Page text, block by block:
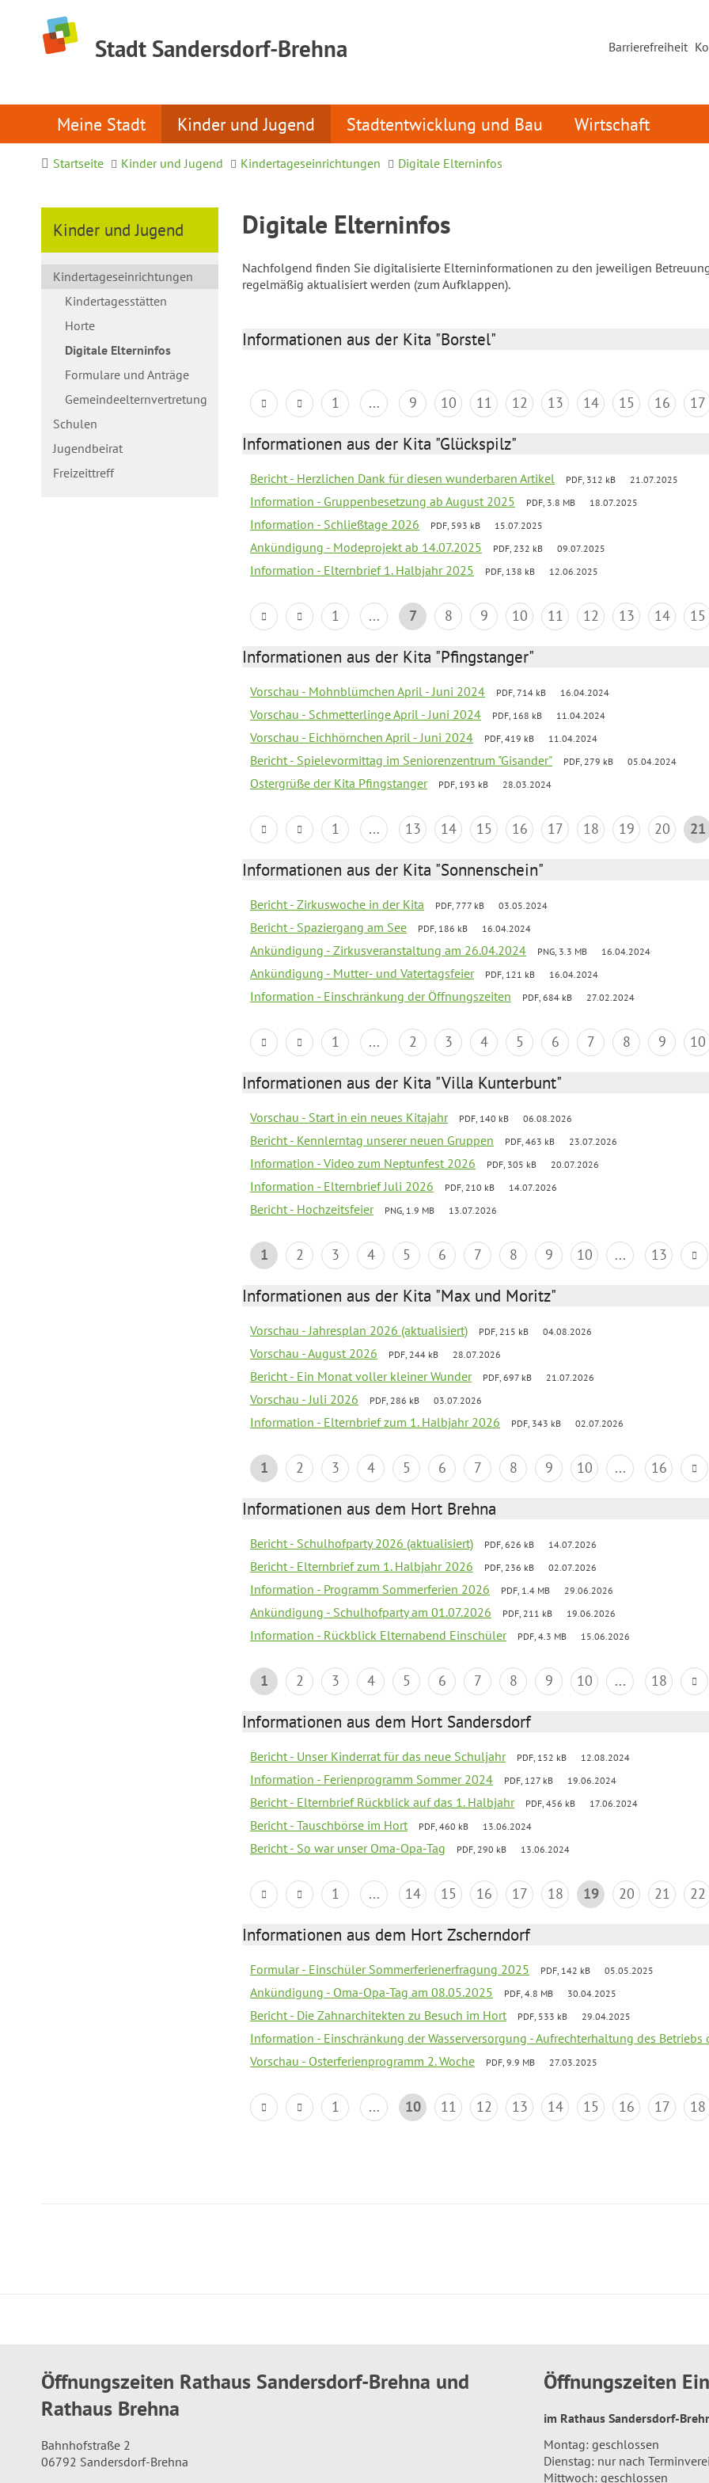
Stadt Sandersdorf-Brehna Barrierefreiheit
Meine Stadt Kinder und Jugend Stadtentwicklung und Bau Wirtschaft
Startseite Kinder und Jugend Kindertageseinrichtungen Digitale Elterninfos
Kinder und Jugend
Kindertageseinrichtungen
Kindertagesstätten
Horte
Digitale Elterninfos
Formulare und Anträge
Gemeindeelternvertretung
Schulen
Jugendbeirat
Freizeittreff
Digitale Elterninfos
Nachfolgend finden Sie digitalisierte Elterninformationen zu den jeweiligen
regelmäßig aktualisiert werden (zum Aufklappen).
Informationen aus der Kita "Borstel"
1 ... 9 10 11 12 13 14 15 16 17
Informationen aus der Kita "Glückspilz"
Bericht - Herzlichen Dank für diesen wunderbaren Artikel PDF, 312 kB 21.07.2025
Information - Gruppenbesetzung ab August 2025 PDF, 3.8 MB 18.07.2025
Information - Schließtage 2026 PDF, 593 kB 15.07.2025
Ankündigung - Modeprojekt ab 14.07.2025 PDF, 232 kB 09.07.2025
Information - Elternbrief 1. Halbjahr 2025 PDF, 138 kB 12.06.2025
1 ... 7 8 9 10 11 12 13 14 15
Informationen aus der Kita "Pfingstanger"
Vorschau - Mohnblümchen April - Juni 2024 PDF, 714 kB 16.04.2024
Vorschau - Schmetterlinge April - Juni 2024 PDF, 168 kB 11.04.2024
Vorschau - Eichhörnchen April - Juni 2024 PDF, 419 kB 11.04.2024
Bericht - Spielevormittag im Seniorenzentrum "Gisander" PDF, 279 kB 05.04.2024
Ostergrüße der Kita Pfingstanger PDF, 193 kB 28.03.2024
1 ... 13 14 15 16 17 18 19 20 21
Informationen aus der Kita "Sonnenschein"
Bericht - Zirkuswoche in der Kita PDF, 777 kB 03.05.2024
Bericht - Spaziergang am See PDF, 186 kB 16.04.2024
Ankündigung - Zirkusveranstaltung am 26.04.2024 PNG, 3.3 MB 16.04.2024
Ankündigung - Mutter- und Vatertagsfeier PDF, 121 kB 16.04.2024
Information - Einschränkung der Öffnungszeiten PDF, 684 kB 27.02.2024
1 ... 2 3 4 5 6 7 8 9 10
Informationen aus der Kita "Villa Kunterbunt"
Vorschau - Start in ein neues Kitajahr PDF, 140 kB 06.08.2026
Bericht - Kennlerntag unserer neuen Gruppen PDF, 463 kB 23.07.2026
Information - Video zum Neptunfest 2026 PDF, 305 kB 20.07.2026
Information - Elternbrief Juli 2026 PDF, 210 kB 14.07.2026
Bericht - Hochzeitsfeier PNG, 1.9 MB 13.07.2026
1 2 3 4 5 6 7 8 9 10 ... 13
Informationen aus der Kita "Max und Moritz"
Vorschau - Jahresplan 2026 (aktualisiert) PDF, 215 kB 04.08.2026
Vorschau - August 2026 PDF, 244 kB 28.07.2026
Bericht - Ein Monat voller kleiner Wunder PDF, 697 kB 21.07.2026
Vorschau - Juli 2026 PDF, 286 kB 03.07.2026
Information - Elternbrief zum 1. Halbjahr 2026 PDF, 343 kB 02.07.2026
1 2 3 4 5 6 7 8 9 10 ... 16
Informationen aus dem Hort Brehna
Bericht - Schulhofparty 2026 (aktualisiert) PDF, 626 kB 14.07.2026
Bericht - Elternbrief zum 1. Halbjahr 2026 PDF, 236 kB 02.07.2026
Information - Programm Sommerferien 2026 PDF, 1.4 MB 29.06.2026
Ankündigung - Schulhofparty am 01.07.2026 PDF, 211 kB 19.06.2026
Information - Rückblick Elternabend Einschüler PDF, 4.3 MB 15.06.2026
1 2 3 4 5 6 7 8 9 10 ... 18
Informationen aus dem Hort Sandersdorf
Bericht - Unser Kinderrat für das neue Schuljahr PDF, 152 kB 12.08.2024
Information - Ferienprogramm Sommer 2024 PDF, 127 kB 19.06.2024
Bericht - Elternbrief Rückblick auf das 1. Halbjahr PDF, 456 kB 17.06.2024
Bericht - Tauschbörse im Hort PDF, 460 kB 13.06.2024
Bericht - So war unser Oma-Opa-Tag PDF, 290 kB 13.06.2024
1 ... 14 15 16 17 18 19 20 21 22
Informationen aus dem Hort Zscherndorf
Formular - Einschüler Sommerferienerfragung 2025 PDF, 142 kB 05.05.2025
Ankündigung - Oma-Opa-Tag am 08.05.2025 PDF, 4.8 MB 30.04.2025
Bericht - Die Zahnarchitekten zu Besuch im Hort PDF, 533 kB 29.04.2025
Information - Einschränkung der Wasserversorgung - Aufrechterhaltung des Betriebs
Vorschau - Osterferienprogramm 2. Woche PDF, 9.9 MB 27.03.2025
1 ... 10 11 12 13 14 15 16 17 18
Öffnungszeiten Rathaus Sandersdorf-Brehna und
Rathaus Brehna
Bahnhofstraße 2
06792 Sandersdorf-Brehna
Öffnungszeiten
im Rathaus Sandersdorf-
Montag: geschlossen
Dienstag: nur nach
Mittwoch: geschlossen